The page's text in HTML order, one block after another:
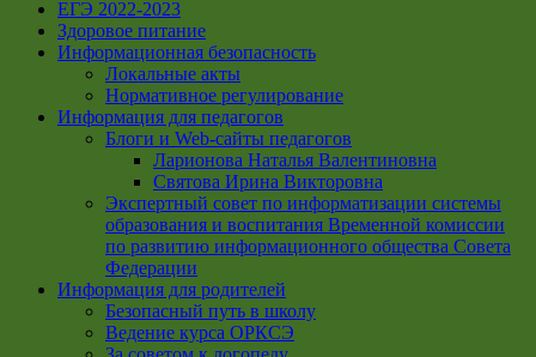
ЕГЭ 2022-2023
Здоровое питание
Информационная безопасность
Локальные акты
Нормативное регулирование
Информация для педагогов
Блоги и Web-сайты педагогов
Ларионова Наталья Валентиновна
Святова Ирина Викторовна
Экспертный совет по информатизации системы
образования и воспитания Временной комиссии
по развитию информационного общества Совета
Федерации
Информация для родителей
Безопасный путь в школу
Ведение курса ОРКСЭ